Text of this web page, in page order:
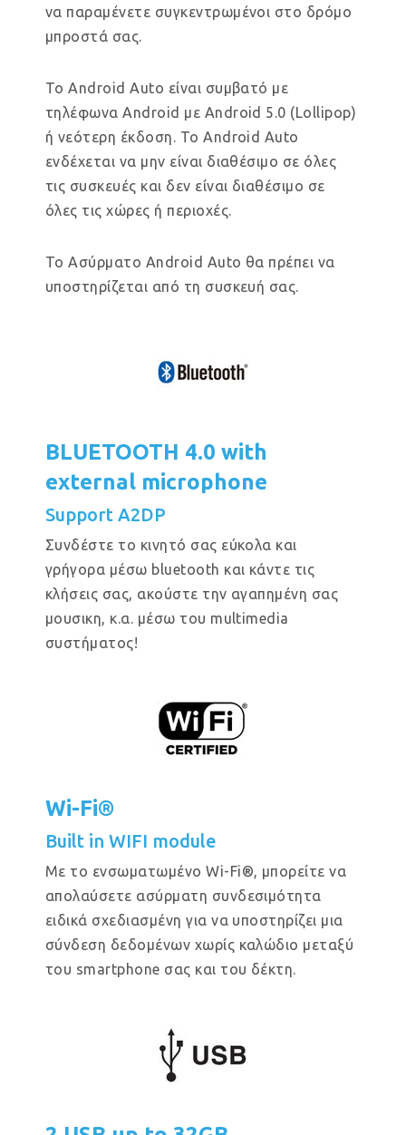
να παραμένετε συγκεντρωμένοι στο δρόμο
μπροστά σας.
Το Android Auto είναι συμβατό με
τηλέφωνα Android με Android 5.0 (Lollipop)
ή νεότερη έκδοση. Το Android Auto
ενδέχεται να μην είναι διαθέσιμο σε όλες
τις συσκευές και δεν είναι διαθέσιμο σε
όλες τις χώρες ή περιοχές.
Το Ασύρματο Android Auto θα πρέπει να
υποστηρίζεται από τη συσκευή σας.
BLUETOOTH 4.0 with
external microphone
Support A2DP
Συνδέστε το κινητό σας εύκολα και
γρήγορα μέσω bluetooth και κάντε τις
κλήσεις σας, ακούστε την αγαπημένη σας
μουσικη, κ.α. μέσω του multimedia
συστήματος!
Wi-Fi®
Built in WIFI module
Με το ενσωματωμένο Wi-Fi®, μπορείτε να
απολαύσετε ασύρματη συνδεσιμότητα
ειδικά σχεδιασμένη για να υποστηρίζει μια
σύνδεση δεδομένων χωρίς καλώδιο μεταξύ
του smartphone σας και του δέκτη.